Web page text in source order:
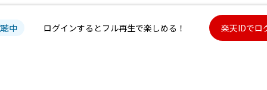
中 ログインするとフル再生で楽しめる！ 楽天IDでロ